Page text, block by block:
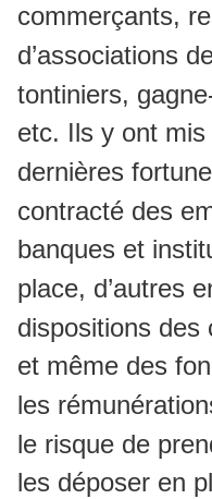
commerçants,
d’associations
tontiniers,
etc. Ils y ont
dernières
contracté des
banques et
place, d’autres
dispositions des
et même des
les
le risque de
les déposer en